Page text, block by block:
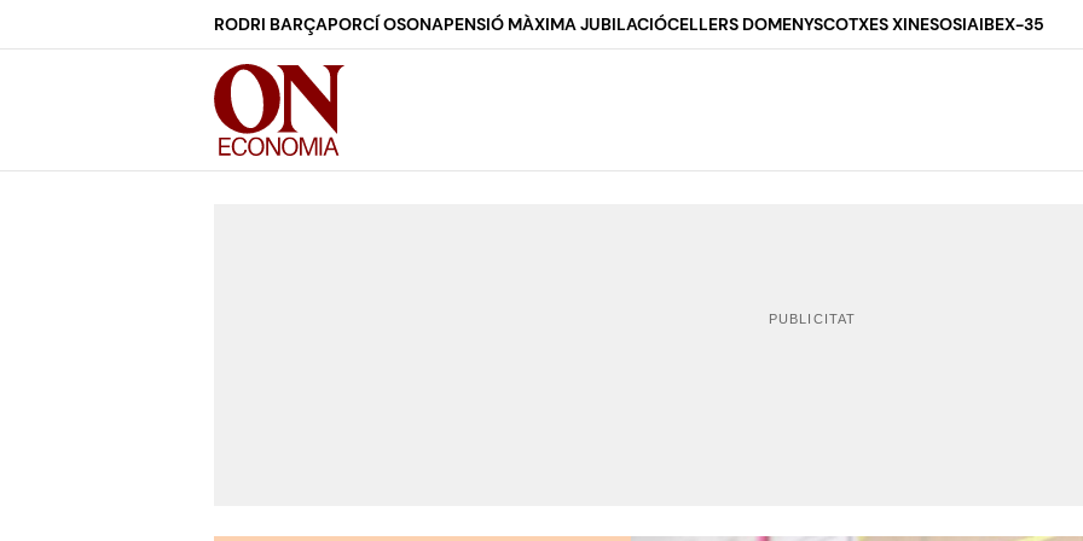
RODRI BARÇAPORCÍ OSONAPENSIÓ MÀXIMA JUBILACIÓCELLERS DOMENYSCOTXES XINESOSIAIBEX-35